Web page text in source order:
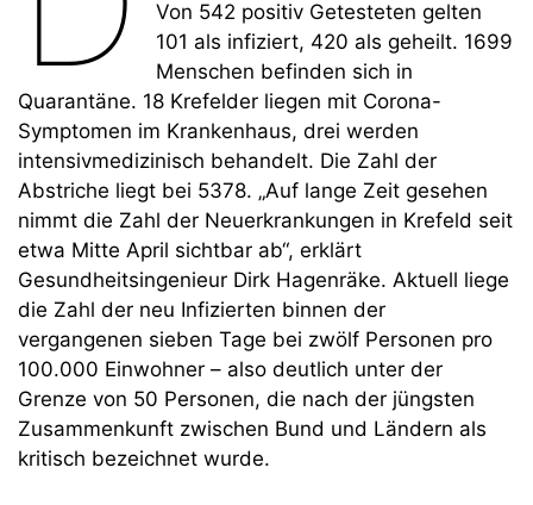
Von 542 positiv Getesteten gelten
101 als infiziert, 420 als geheilt. 1699
Menschen befinden sich in
Quarantäne. 18 Krefelder liegen mit Corona-
Symptomen im Krankenhaus, drei werden
intensivmedizinisch behandelt. Die Zahl der
Abstriche liegt bei 5378. „Auf lange Zeit gesehen
nimmt die Zahl der Neuerkrankungen in Krefeld seit
etwa Mitte April sichtbar ab“, erklärt
Gesundheitsingenieur Dirk Hagenräke. Aktuell liege
die Zahl der neu Infizierten binnen der
vergangenen sieben Tage bei zwölf Personen pro
100.000 Einwohner – also deutlich unter der
Grenze von 50 Personen, die nach der jüngsten
Zusammenkunft zwischen Bund und Ländern als
kritisch bezeichnet wurde.